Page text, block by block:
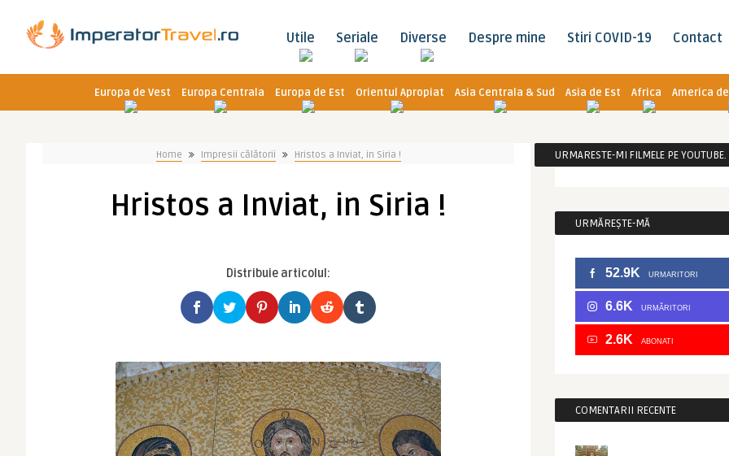
Utile Seriale Diverse Despre mine Stiri COVID-19 Contact
Europa de Vest Europa Centrala Europa de Est Orientul Apropiat Asia Centrala & Sud Asia de Est Africa America
Home Impresii călătorii Hristos a Inviat, in Siria !
Hristos a Inviat, in Siria !
Distribuie articolul:
URMARESTE-MI FILMELE PE YOUTUBE.
URMĂREȘTE-MĂ
52.9K URMARITORI
6.6K URMĂRITORI
2.6K ABONATI
COMENTARII RECENTE